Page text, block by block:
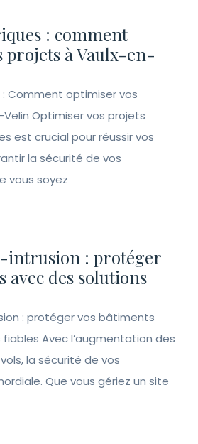
: comment
projets à Vaulx-en-
Comment optimiser vos
Optimiser vos projets
est crucial pour réussir vos
la sécurité de vos
vous soyez
intrusion : protéger
avec des solutions
: protéger vos bâtiments
Avec l’augmentation des
la sécurité de vos
Que vous gériez un site